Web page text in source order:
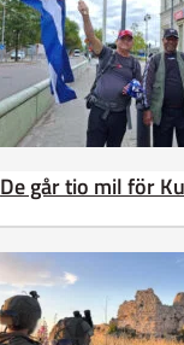
De går tio mil för